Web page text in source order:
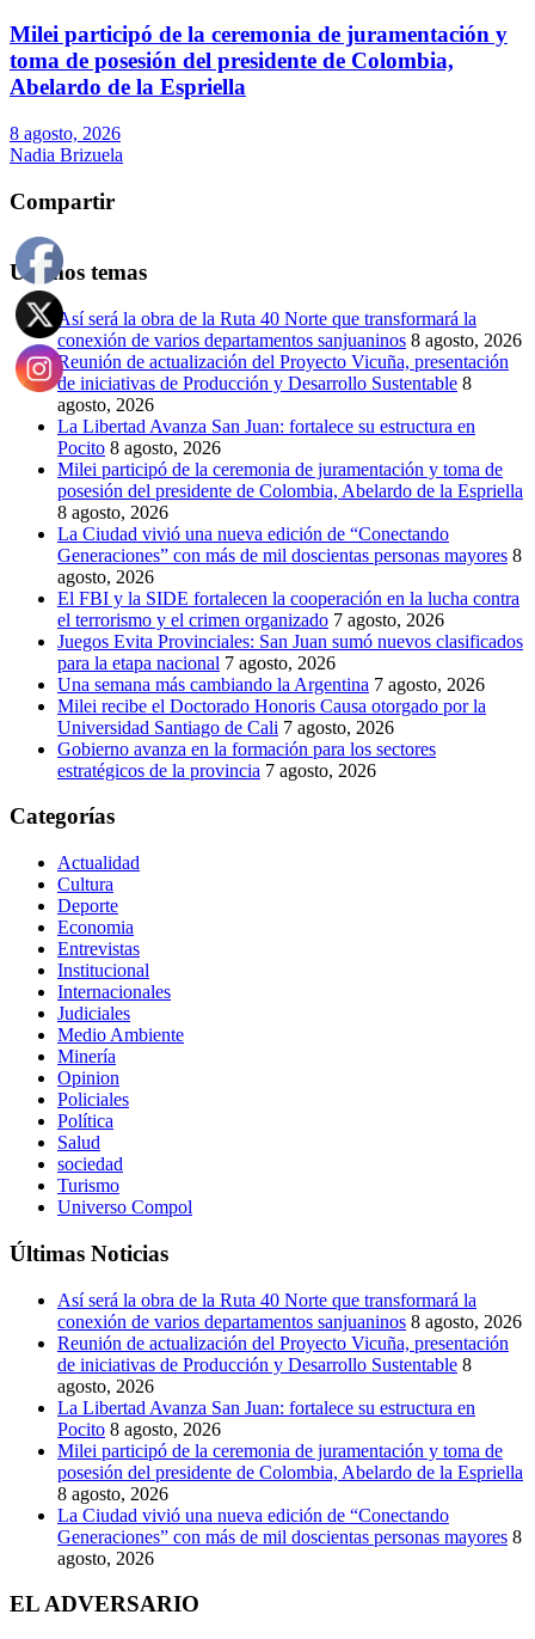
Milei participó de la ceremonia de juramentación y
toma de posesión del presidente de Colombia,
Abelardo de la Espriella
8 agosto, 2026
Nadia Brizuela
Compartir
Últimos temas
Así será la obra de la Ruta 40 Norte que transformará la
conexión de varios departamentos sanjuaninos 8 agosto, 2026
Reunión de actualización del Proyecto Vicuña, presentación
de iniciativas de Producción y Desarrollo Sustentable 8
agosto, 2026
La Libertad Avanza San Juan: fortalece su estructura en
Pocito 8 agosto, 2026
Milei participó de la ceremonia de juramentación y toma de
posesión del presidente de Colombia, Abelardo de la Espriella
8 agosto, 2026
La Ciudad vivió una nueva edición de “Conectando
Generaciones” con más de mil doscientas personas mayores 8
agosto, 2026
El FBI y la SIDE fortalecen la cooperación en la lucha contra
el terrorismo y el crimen organizado 7 agosto, 2026
Juegos Evita Provinciales: San Juan sumó nuevos clasificados
para la etapa nacional 7 agosto, 2026
Una semana más cambiando la Argentina 7 agosto, 2026
Milei recibe el Doctorado Honoris Causa otorgado por la
Universidad Santiago de Cali 7 agosto, 2026
Gobierno avanza en la formación para los sectores
estratégicos de la provincia 7 agosto, 2026
Categorías
Actualidad
Cultura
Deporte
Economia
Entrevistas
Institucional
Internacionales
Judiciales
Medio Ambiente
Minería
Opinion
Policiales
Política
Salud
sociedad
Turismo
Universo Compol
Últimas Noticias
Así será la obra de la Ruta 40 Norte que transformará la
conexión de varios departamentos sanjuaninos 8 agosto, 2026
Reunión de actualización del Proyecto Vicuña, presentación
de iniciativas de Producción y Desarrollo Sustentable 8
agosto, 2026
La Libertad Avanza San Juan: fortalece su estructura en
Pocito 8 agosto, 2026
Milei participó de la ceremonia de juramentación y toma de
posesión del presidente de Colombia, Abelardo de la Espriella
8 agosto, 2026
La Ciudad vivió una nueva edición de “Conectando
Generaciones” con más de mil doscientas personas mayores 8
agosto, 2026
EL ADVERSARIO